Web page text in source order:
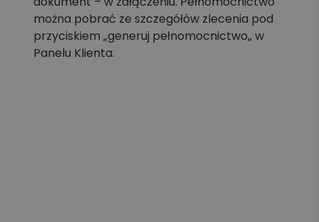
można pobrać ze szczegółów zlecenia pod
przyciskiem „generuj pełnomocnictwo„ w
Panelu Klienta.